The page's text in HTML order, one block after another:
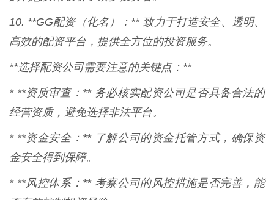
10. **GG配资（化名）：** 致力于打造安全、透明、
高效的配资平台，提供全方位的投资服务。
**选择配资公司需要注意的关键点：**
* **资质审查：** 务必核实配资公司是否具备合法的
经营资质，避免选择非法平台。
* **资金安全：** 了解公司的资金托管方式，确保资
金安全得到保障。
* **风控体系：** 考察公司的风控措施是否完善，能